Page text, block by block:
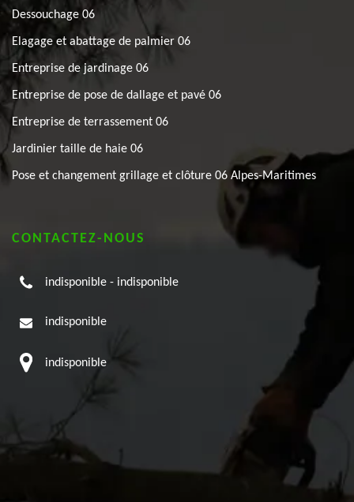
Dessouchage 06
Elagage et abattage de palmier 06
Entreprise de jardinage 06
Entreprise de pose de dallage et pavé 06
Entreprise de terrassement 06
Jardinier taille de haie 06
Pose et changement grillage et clôture 06 Alpes-Maritimes
CONTACTEZ-NOUS
indisponible - indisponible
indisponible
indisponible